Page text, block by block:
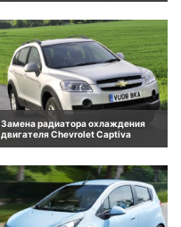
Замена радиатора охлаждения
двигателя Chevrolet Captiva